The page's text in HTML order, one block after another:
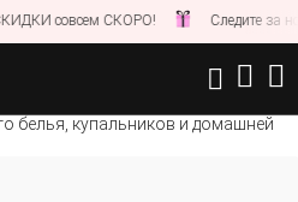
совсем СКОРО! Следите за